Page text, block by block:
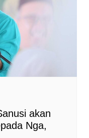
akan
Nga,